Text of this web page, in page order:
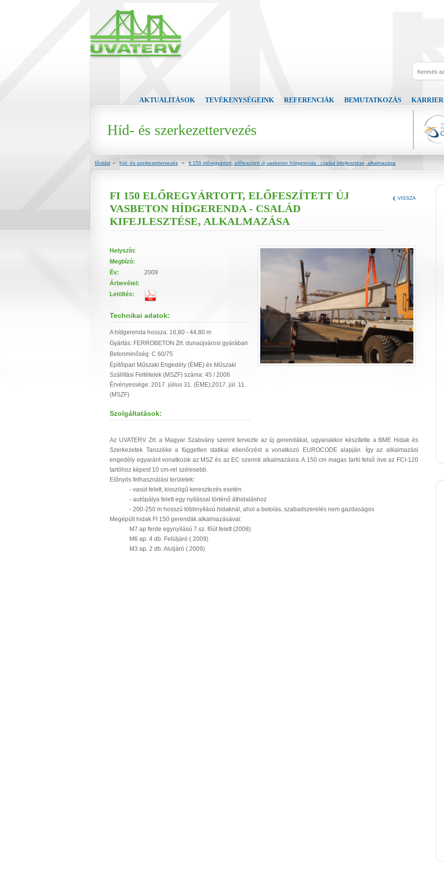
AKTUALITÁSOK TEVÉKENYSÉGEINK REFERENCIÁK BEMUTATKOZÁS KARRIER
Híd- és szerkezettervezés
főoldal » híd- és szerkezettervezés » fi 150 előregyártott, előfeszített új vasbeton hídgerenda - család kifejlesztése, alkalmazása
FI 150 ELŐREGYÁRTOTT, ELŐFESZÍTETT ÚJ
VASBETON HÍDGERENDA - CSALÁD
KIFEJLESZTÉSE, ALKALMAZÁSA
VISSZA
Helyszín:
Megbízó:
Év:
2009
Árbevétel:
Letöltés:
Technikai adatok:
A hídgerenda hossza: 16,80 - 44,80 m
Gyártás: FERROBETON Zrt. dunaújvárosi gyárában
Betonminőség: C 60/75
Építőipari Műszaki Engedély (ÉME) és Műszaki
Szállítási Feltételek (MSZF) száma: 45 / 2006
Érvényessége: 2017. július 31. (ÉME);2017. júl. 11.
(MSZF)
Szolgáltatások:
Az UVATERV Zrt. a Magyar Szabvány szerint tervezte az új gerendákat, ugyanakkor készítette a BME Hidak és
Szerkezetek Tanszéke a független statikai ellenőrzést a vonatkozó EUROCODE alapján. Így az alkalmazási
engedély egyaránt vonatkozik az MSZ és az EC szerinti alkalmazásra. A 150 cm magas tartó felső öve az FCI-120
tartóhoz képest 10 cm-rel szélesebb.
Előnyös felhasználási területek:
- vasút felett, kisszögű keresztezés esetén
- autópálya felett egy nyílással történő áthidaláshoz
- 200-250 m hosszú többnyílású hidaknál, ahol a betolás, szabadszerelés nem gazdaságos
Megépült hidak FI 150 gerendák alkalmazásával:
M7 ap ferde egynyílású 7.sz. főút felett (2008)
M6 ap. 4 db. Felüljáró ( 2009)
M3 ap. 2 db. Aluljáró ( 2009)